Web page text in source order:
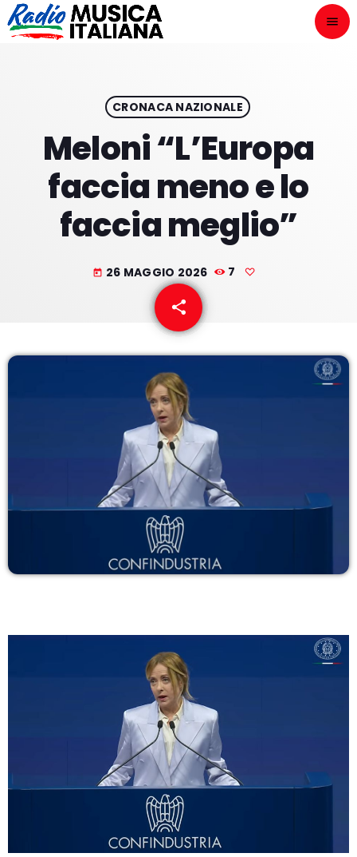
menu
play_arrow
NOVITÀ DISCOGRAFICHE
I VOLTI DELLA RADIO
CRONACA NAZIONALE
Meloni “L’Europa
faccia meno e lo
faccia meglio”
today 26 MAGGIO 2026 7
share
email